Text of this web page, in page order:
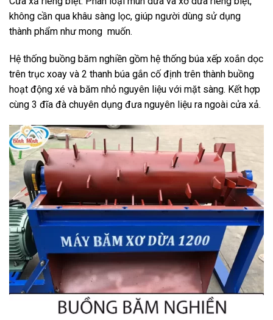
không cần qua khâu sàng lọc, giúp người dùng sử dụng
thành phẩm như mong muốn.
Hệ thống buồng băm nghiền gồm hệ thống búa xếp xoắn dọc
trên trục xoay và 2 thanh búa gắn cố định trên thành buồng
hoạt động xé và băm nhỏ nguyên liệu với mặt sàng. Kết hợp
cùng 3 đĩa đà chuyên dụng đưa nguyên liệu ra ngoài cửa xả.